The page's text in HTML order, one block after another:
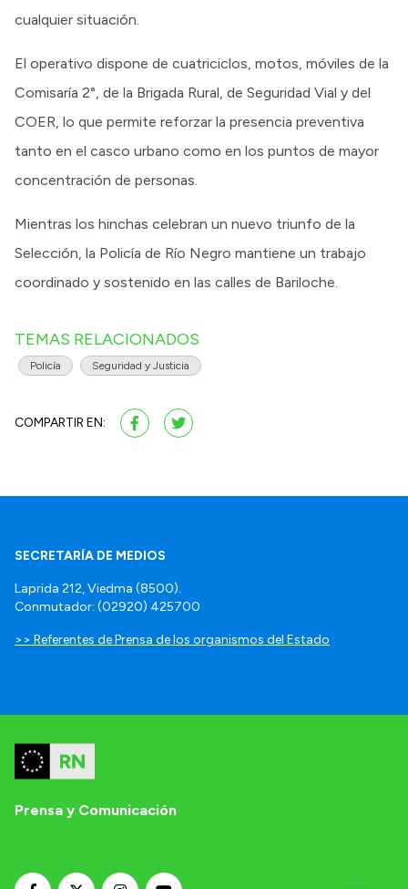
cualquier situación.
El operativo dispone de cuatriciclos, motos, móviles de la
Comisaría 2°, de la Brigada Rural, de Seguridad Vial y del
COER, lo que permite reforzar la presencia preventiva
tanto en el casco urbano como en los puntos de mayor
concentración de personas.
Mientras los hinchas celebran un nuevo triunfo de la
Selección, la Policía de Río Negro mantiene un trabajo
coordinado y sostenido en las calles de Bariloche.
TEMAS RELACIONADOS
Policía Seguridad y Justicia
COMPARTIR EN:
SECRETARÍA DE MEDIOS
Laprida 212, Viedma (8500).
Conmutador: (02920) 425700
>> Referentes de Prensa de los organismos del Estado
Prensa y Comunicación